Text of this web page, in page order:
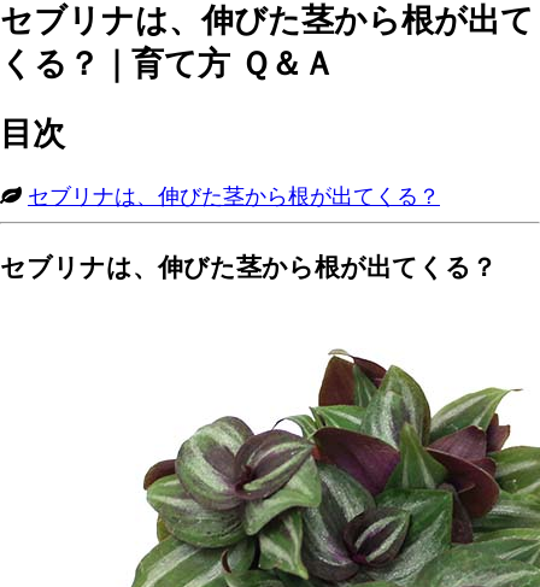
セブリナは、伸びた茎から根が出て
くる？｜育て方 Ｑ＆Ａ
目次
セブリナは、伸びた茎から根が出てくる？
セブリナは、伸びた茎から根が出てくる？